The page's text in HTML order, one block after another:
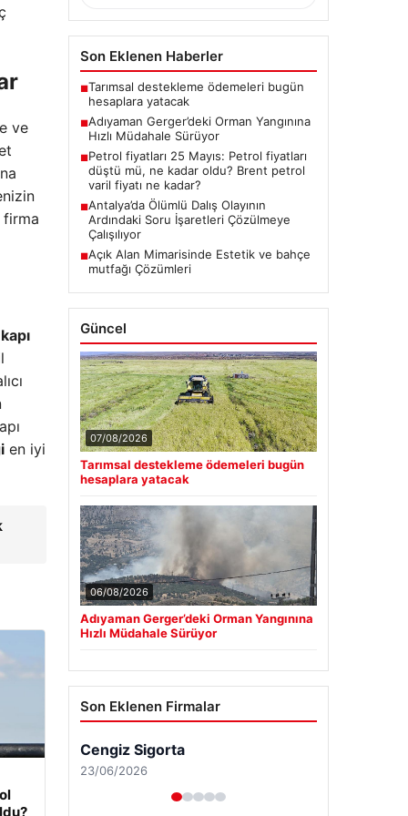
ve
firma
en iyi
Son Eklenen Haberler
■Tarımsal destekleme ödemeleri bugün
hesaplara yatacak
■Adıyaman Gerger’deki Orman Yangınına
Hızlı Müdahale Sürüyor
■Petrol fiyatları 25 Mayıs: Petrol fiyatları
düştü mü, ne kadar oldu? Brent petrol
varil fiyatı ne kadar?
■Antalya’da Ölümlü Dalış Olayının
Ardındaki Soru İşaretleri Çözülmeye
Çalışılıyor
■Açık Alan Mimarisinde Estetik ve bahçe
mutfağı Çözümleri
Güncel
07/08/2026
Tarımsal destekleme ödemeleri bugün
hesaplara yatacak
06/08/2026
Adıyaman Gerger’deki Orman Yangınına
Hızlı Müdahale Sürüyor
Son Eklenen Firmalar
Cengiz Sigorta
23/06/2026